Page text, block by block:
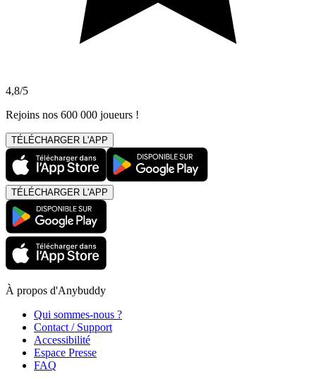
4,8/5
Rejoins nos 600 000 joueurs !
TÉLÉCHARGER L'APP
TÉLÉCHARGER L'APP
À propos d'Anybuddy
Qui sommes-nous ?
Contact / Support
Accessibilité
Espace Presse
FAQ